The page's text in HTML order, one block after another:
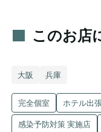
このお店
大阪 兵庫
完全個室 ホテル出
感染予防対策 実施店